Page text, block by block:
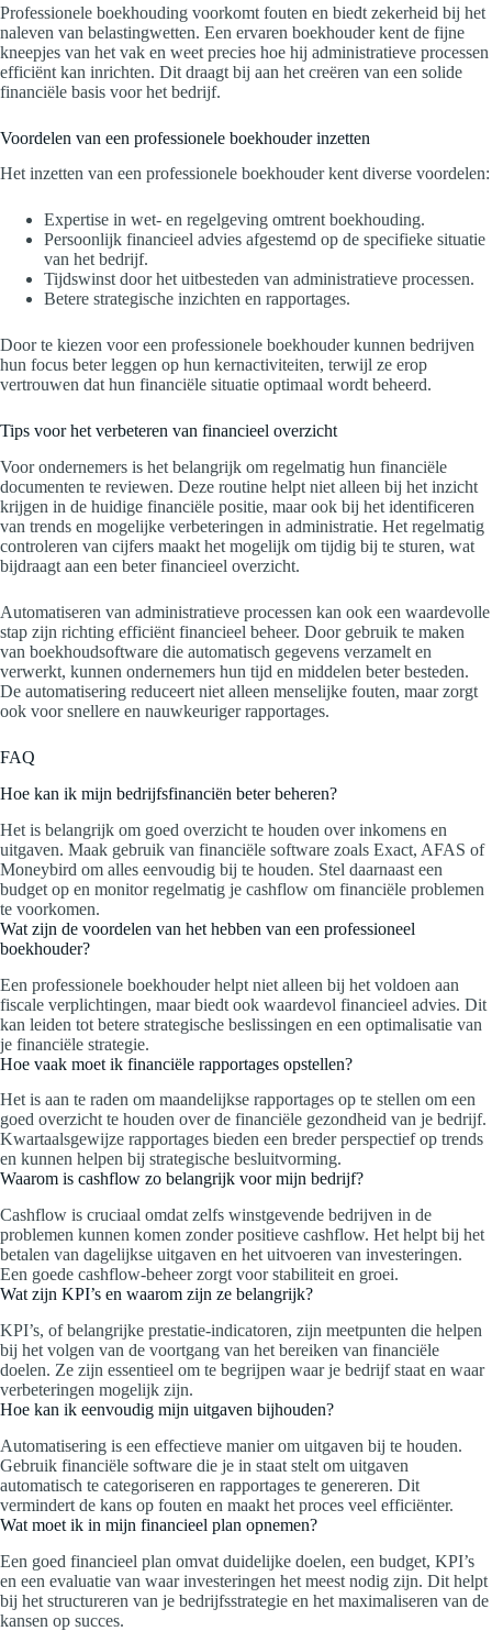
Professionele boekhouding voorkomt fouten en biedt zekerheid bij het
naleven van belastingwetten. Een ervaren boekhouder kent de fijne
kneepjes van het vak en weet precies hoe hij administratieve processen
efficiënt kan inrichten. Dit draagt bij aan het creëren van een solide
financiële basis voor het bedrijf.
Voordelen van een professionele boekhouder inzetten
Het inzetten van een professionele boekhouder kent diverse voordelen:
Expertise in wet- en regelgeving omtrent boekhouding.
Persoonlijk financieel advies afgestemd op de specifieke situatie
van het bedrijf.
Tijdswinst door het uitbesteden van administratieve processen.
Betere strategische inzichten en rapportages.
Door te kiezen voor een professionele boekhouder kunnen bedrijven
hun focus beter leggen op hun kernactiviteiten, terwijl ze erop
vertrouwen dat hun financiële situatie optimaal wordt beheerd.
Tips voor het verbeteren van financieel overzicht
Voor ondernemers is het belangrijk om regelmatig hun financiële
documenten te reviewen. Deze routine helpt niet alleen bij het inzicht
krijgen in de huidige financiële positie, maar ook bij het identificeren
van trends en mogelijke verbeteringen in administratie. Het regelmatig
controleren van cijfers maakt het mogelijk om tijdig bij te sturen, wat
bijdraagt aan een beter financieel overzicht.
Automatiseren van administratieve processen kan ook een waardevolle
stap zijn richting efficiënt financieel beheer. Door gebruik te maken
van boekhoudsoftware die automatisch gegevens verzamelt en
verwerkt, kunnen ondernemers hun tijd en middelen beter besteden.
De automatisering reduceert niet alleen menselijke fouten, maar zorgt
ook voor snellere en nauwkeuriger rapportages.
FAQ
Hoe kan ik mijn bedrijfsfinanciën beter beheren?
Het is belangrijk om goed overzicht te houden over inkomens en
uitgaven. Maak gebruik van financiële software zoals Exact, AFAS of
Moneybird om alles eenvoudig bij te houden. Stel daarnaast een
budget op en monitor regelmatig je cashflow om financiële problemen
te voorkomen.
Wat zijn de voordelen van het hebben van een professioneel
boekhouder?
Een professionele boekhouder helpt niet alleen bij het voldoen aan
fiscale verplichtingen, maar biedt ook waardevol financieel advies. Dit
kan leiden tot betere strategische beslissingen en een optimalisatie van
je financiële strategie.
Hoe vaak moet ik financiële rapportages opstellen?
Het is aan te raden om maandelijkse rapportages op te stellen om een
goed overzicht te houden over de financiële gezondheid van je bedrijf.
Kwartaalsgewijze rapportages bieden een breder perspectief op trends
en kunnen helpen bij strategische besluitvorming.
Waarom is cashflow zo belangrijk voor mijn bedrijf?
Cashflow is cruciaal omdat zelfs winstgevende bedrijven in de
problemen kunnen komen zonder positieve cashflow. Het helpt bij het
betalen van dagelijkse uitgaven en het uitvoeren van investeringen.
Een goede cashflow-beheer zorgt voor stabiliteit en groei.
Wat zijn KPI’s en waarom zijn ze belangrijk?
KPI’s, of belangrijke prestatie-indicatoren, zijn meetpunten die helpen
bij het volgen van de voortgang van het bereiken van financiële
doelen. Ze zijn essentieel om te begrijpen waar je bedrijf staat en waar
verbeteringen mogelijk zijn.
Hoe kan ik eenvoudig mijn uitgaven bijhouden?
Automatisering is een effectieve manier om uitgaven bij te houden.
Gebruik financiële software die je in staat stelt om uitgaven
automatisch te categoriseren en rapportages te genereren. Dit
vermindert de kans op fouten en maakt het proces veel efficiënter.
Wat moet ik in mijn financieel plan opnemen?
Een goed financieel plan omvat duidelijke doelen, een budget, KPI’s
en een evaluatie van waar investeringen het meest nodig zijn. Dit helpt
bij het structureren van je bedrijfsstrategie en het maximaliseren van de
kansen op succes.